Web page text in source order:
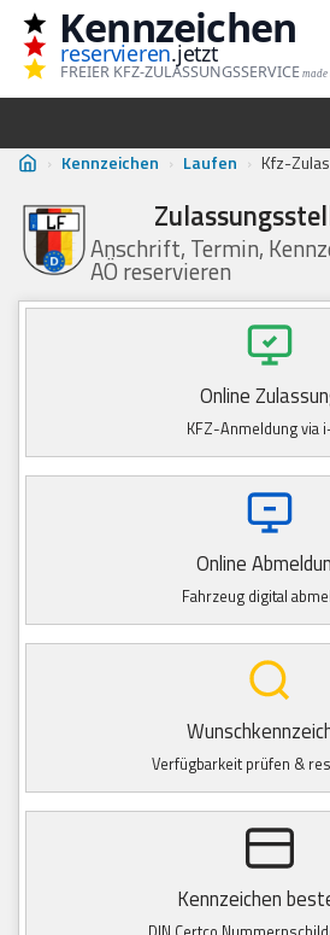
Zum
Inhalt
Kennzeichen
reservieren.jetzt
FREIER KFZ-ZULASSUNGSSERVICE made
› Kennzeichen › Laufen › Kfz-
Anschrift, Termin,
AÖ reservieren
Online
KFZ-Anmeldung via
Online
Fahrzeug digital
Verfügbarkeit prüfen &
Kennzeichen